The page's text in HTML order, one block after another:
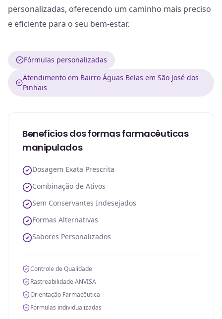
personalizadas, oferecendo um caminho mais preciso
e eficiente para o seu bem-estar.
Fórmulas personalizadas
Atendimento em Bairro Águas Belas em São José dos
Pinhais
Benefícios dos formas farmacêuticas
manipulados
Dosagem Exata Prescrita
Combinação de Ativos
Sem Conservantes Indesejados
Formas Alternativas
Sabores Personalizados
Controle de Qualidade
Rastreabilidade ANVISA
Orientação Farmacêutica
Fórmulas individualizadas